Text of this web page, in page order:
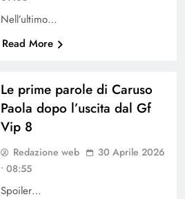
Nell’ultimo…
Read More
Le prime parole di Caruso
Paola dopo l’uscita dal Gf
Vip 8
Redazione web
30 Aprile 2026
• 08:55
Spoiler…